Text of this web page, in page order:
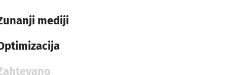
mediji
temveč tudi zaradi bližine pomembnih trgovskih
Tiberij na območju Carnuntuma zgradi utrjen